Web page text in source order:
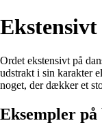
Ordet ekstensivt på
udstrakt i sin karakter
noget, der dækker et
Eksempler